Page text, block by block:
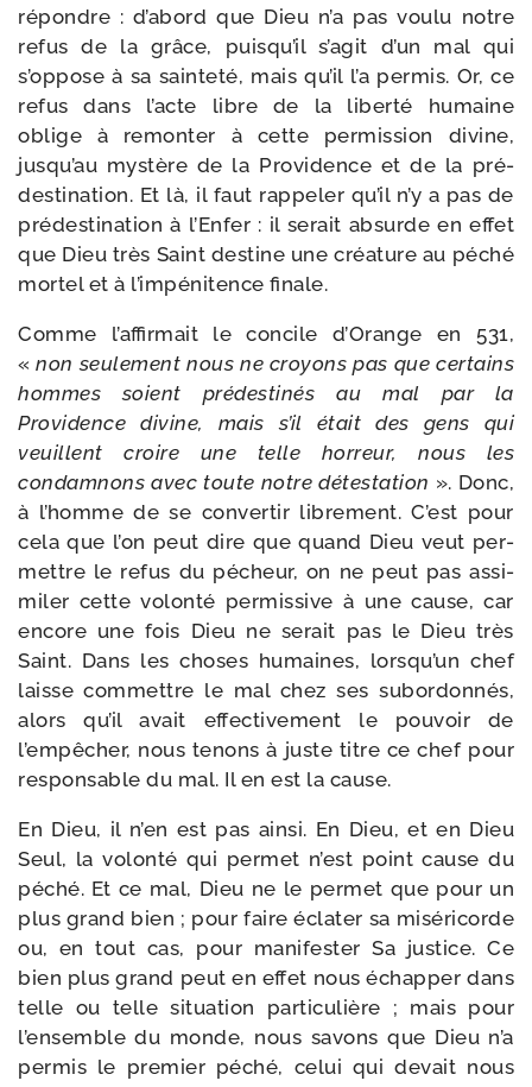
répondre : d’abord que Dieu n’a pas vou­lu notre
refus de la grâce, puisqu’il s’agit d’un mal qui
s’oppose à sa sain­te­té, mais qu’il l’a per­mis. Or, ce
refus dans l’acte libre de la liber­té humaine
oblige à remon­ter à cette per­mis­sion divine,
jusqu’au mys­tère de la Providence et de la pré­
des­ti­na­tion. Et là, il faut rap­pe­ler qu’il n’y a pas de
pré­des­ti­na­tion à l’Enfer : il serait absurde en effet
que Dieu très Saint des­tine une créa­ture au péché
mor­tel et à l’impénitence finale.
Comme l’affirmait le concile d’Orange en 531,
«non seule­ment nous ne croyons pas que cer­tains
hommes soient pré­des­ti­nés au mal par la
Providence divine, mais s’il était des gens qui
veuillent croire une telle hor­reur, nous les
condam­nons avec toute notre détes­ta­tion ». Donc,
à l’homme de se conver­tir libre­ment. C’est pour
cela que l’on peut dire que quand Dieu veut per­
mettre le refus du pécheur, on ne peut pas assi­
mi­ler cette volon­té per­mis­sive à une cause, car
encore une fois Dieu ne serait pas le Dieu très
Saint. Dans les choses humaines, lorsqu’un chef
laisse com­mettre le mal chez ses subor­don­nés,
alors qu’il avait effec­ti­ve­ment le pou­voir de
l’empêcher, nous tenons à juste titre ce chef pour
res­pon­sable du mal. Il en est la cause.
En Dieu, il n’en est pas ain­si. En Dieu, et en Dieu
Seul, la volon­té qui per­met n’est point cause du
péché. Et ce mal, Dieu ne le per­met que pour un
plus grand bien ; pour faire écla­ter sa misé­ri­corde
ou, en tout cas, pour mani­fes­ter Sa jus­tice. Ce
bien plus grand peut en effet nous échap­per dans
telle ou telle situa­tion par­ti­cu­lière ; mais pour
l’ensemble du monde, nous savons que Dieu n’a
per­mis le pre­mier péché, celui qui devait nous